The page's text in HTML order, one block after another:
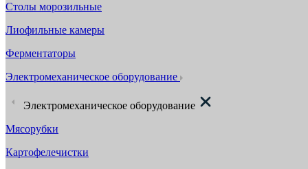
Столы морозильные
Лиофильные камеры
Ферментаторы
Электромеханическое оборудование
Электромеханическое оборудование
Мясорубки
Картофелечистки